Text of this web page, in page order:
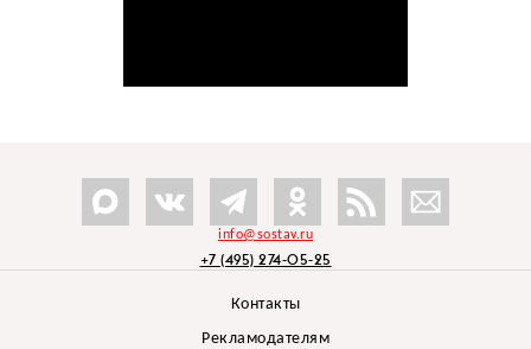
info@sostav.ru
+7 (495) 274-05-25
Контакты
Рекламодателям